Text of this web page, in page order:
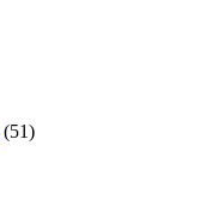
(51)